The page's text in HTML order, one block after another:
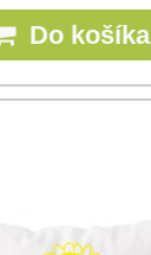
Do košíka